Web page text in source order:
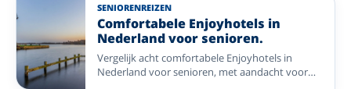
SENIORENREIZEN
Comfortabele Enjoyhotels in
Nederland voor senioren.
Vergelijk acht comfortabele Enjoyhotels in
Nederland voor senioren, met aandacht voor